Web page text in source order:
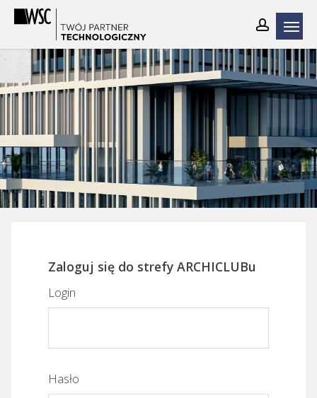
Skip
main
content
Zaloguj się do strefy ARCHICLUBu
Login
Hasło